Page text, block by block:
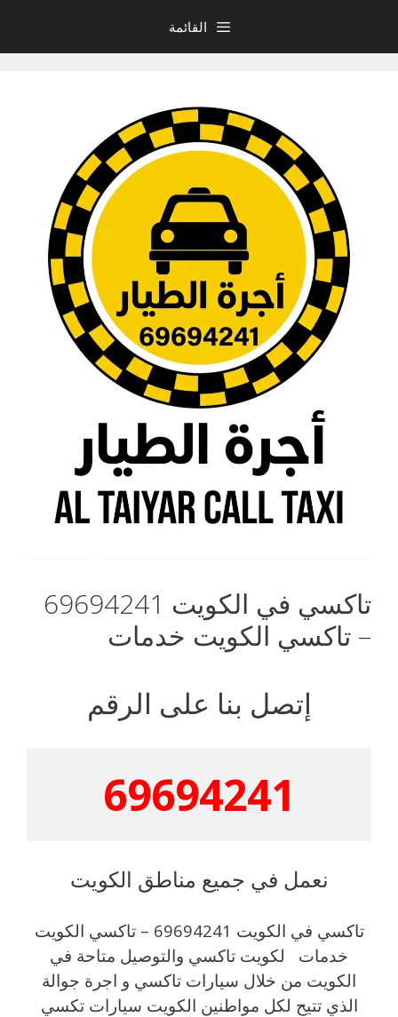
المحتوى
القائمة
تاكسي في الكويت 69694241
– تاكسي الكويت خدمات
إتصل بنا على الرقم
69694241
نعمل في جميع مناطق الكويت
تاكسي في الكويت 69694241 – تاكسي الكويت
خدمات لكويت تاكسي والتوصيل متاحة في
الكويت من خلال سيارات تاكسي و اجرة جوالة
الذي تتيح لكل مواطنين الكويت سيارات تكسي